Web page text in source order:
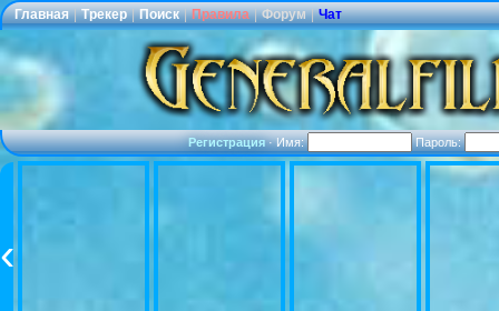
Главная | Трекер | Поиск | Правила | Форум | Чат
Регистрация·Имя: Пароль: